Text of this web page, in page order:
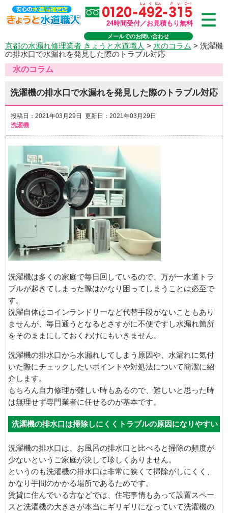
24時間受付／お見積もり無料
メールでのお問い合わせ
京都の水漏れ修理業者 きょうと水道職人 > 水のコラム > 洗濯機
の排水口で水漏れを発見した際のトラブル対応
水のコラム
洗濯機の排水口で水漏れを発見した際のトラブル対応
投稿日：2021年03月29日 更新日：2021年03月29日
洗濯機
洗濯機は多くの家庭で毎日回しているので、万が一水道トラ
ブルが起きてしまった際はかなり困ってしまうことは必至で
す。
洗濯自体はコインランドリーなど代替手段がないこともあり
ませんが、毎日通うとなるとさすがに不便ですし水漏れ箇所
をそのままにしておくわけにもいきません。
洗濯機の排水口から水漏れしてしまう原因や、水漏れに気付
いた際にチェックしたいポイントや対処法について簡潔に紹
介します。
もちろん自力修理が難しい時もあるので、難しいと思った時
は無理せず専門業者に任せるのが基本です。
洗濯機の排水口は掃除しにくくトラブルの原因になりやすい
洗濯機の排水口は、お風呂の排水口と比べると掃除の頻度が
少ないというご家庭が決して珍しくありません。
というのも洗濯機の排水口は非常に狭くて掃除がしにくく、
かなり手間のかかる場所であるためです。
賃貸に住んでいる方などでは、住宅事情もあって設置スペー
スと洗濯機の大きさが本当にギリギリになっていて洗濯機の